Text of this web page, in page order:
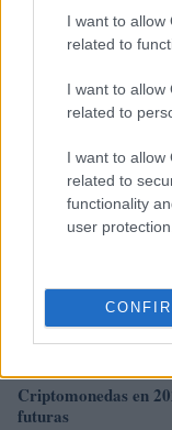
I want to allow
related to
I want to allow
related to
I want to allow
related to
functionality
user protection.
mil dólares en
Diego Martín · 7 Ago 2026
CRIPTOMONEDAS
Criptomonedas en
futuras